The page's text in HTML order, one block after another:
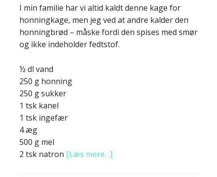
I min familie har vi altid kaldt denne kage for
honningkage, men jeg ved at andre kalder den
honningbrød – måske fordi den spises med smør
og ikke indeholder fedtstof.
½ dl vand
250 g honning
250 g sukker
1 tsk kanel
1 tsk ingefær
4 æg
500 g mel
2 tsk natron [Læs mere…]